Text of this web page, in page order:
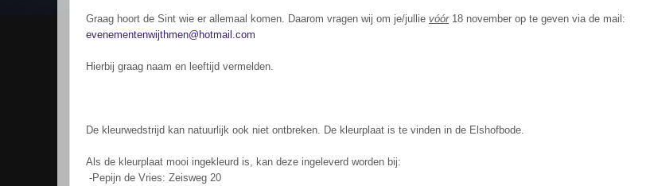
Graag hoort de Sint wie er allemaal komen. Daarom vragen wij om je/jullie vóór18 november op te geven via de mail:
evenementenwijthmen@hotmail.com
Hierbij graag naam en leeftijd vermelden.
De kleurwedstrijd kan natuurlijk ook niet ontbreken. De kleurplaat is te vinden in de Elshofbode.
Als de kleurplaat mooi ingekleurd is, kan deze ingeleverd worden bij:
-Pepijn de Vries: Zeisweg 20